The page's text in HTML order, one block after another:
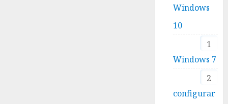
Windows
10
1
Windows 7
2
configurar